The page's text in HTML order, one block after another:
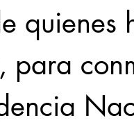
para